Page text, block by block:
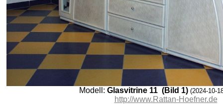
Modell: Glasvitrine 11 (Bild 1) (2024-10-
http://www.Rattan-Hoefner.de